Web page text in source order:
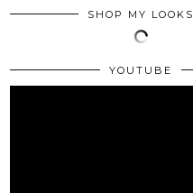
SHOP MY LOOKS
YOUTUBE